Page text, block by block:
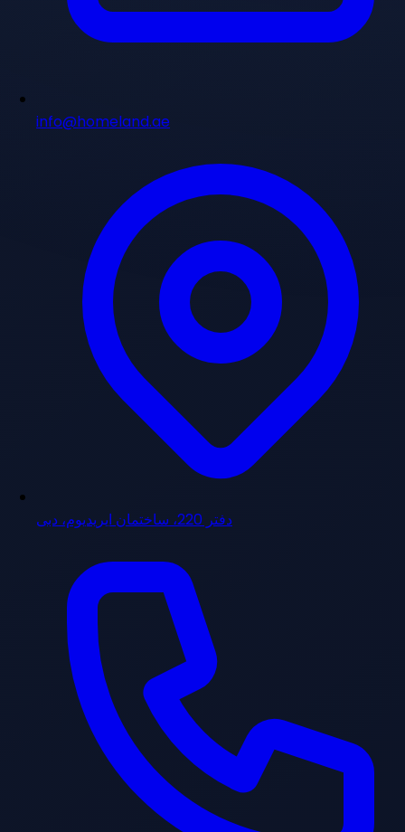
info@homeland.ae
دفتر 220، ساختمان ایریدیوم، دبی